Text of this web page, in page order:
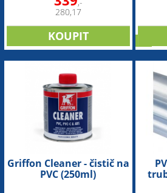
280,17
Griffon Cleaner - čistič na
PVC (250ml)